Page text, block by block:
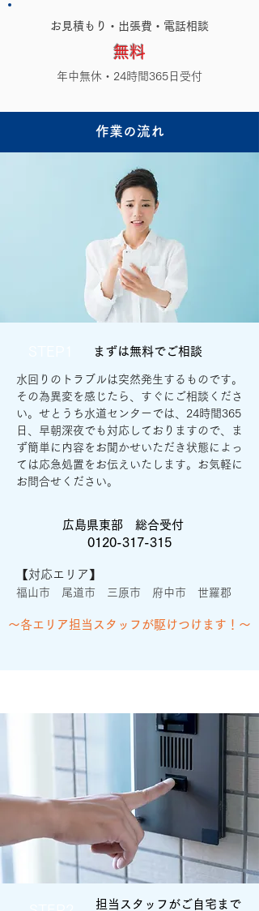
​お見積もり・出張費・電話相談
無料
年中無休・24時間365日受付
作業の流れ
まずは無料でご相談
水回りのトラブルは突然発生するものです。
その為異変を感じたら、すぐにご相談くださ
い。せとうち水道センターでは、24時間365
日、早朝深夜でも対応しておりますので、ま
ず簡単に内容をお聞かせいただき状態によっ
ては応急処置をお伝えいたします。 お気軽に
お問合せください。
広島県東部 総合受付
0120-317-315
【対応エリア】
福山市 尾道市 三原市 府中市 世羅郡
〜各エリア担当スタッフが駆けつけます！〜
担当スタッフがご自宅まで